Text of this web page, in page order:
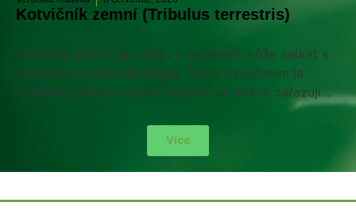
Kotvičník zemní (Tribulus terrestris)
Kotvičník zemní se u nás i v zahraníčí může setkat s
označením rostlinná viagra. Tímto označením je
myšlena rostlina, kterou botanici skutečně zařazují...
Více